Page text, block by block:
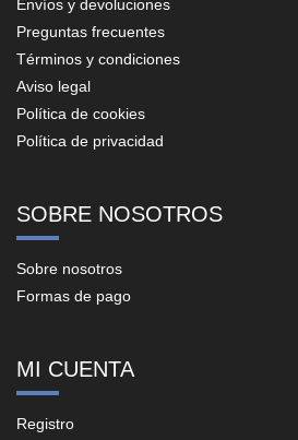
Envíos y devoluciones
Preguntas frecuentes
Términos y condiciones
Aviso legal
Política de cookies
Política de privacidad
SOBRE NOSOTROS
Sobre nosotros
Formas de pago
MI CUENTA
Registro